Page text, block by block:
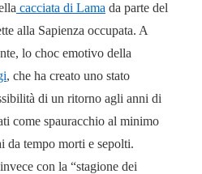
cacciata di Lama da parte del
alla Sapienza occupata. A
lo choc emotivo della
, che ha creato uno stato
di un ritorno agli anni di
come spauracchio al minimo
da tempo morti e sepolti.
con la “stagione dei